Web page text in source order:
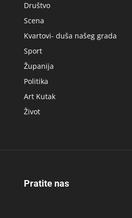
Društvo
Scena
Kvartovi- duša našeg grada
Sport
Županija
Politika
Art Kutak
Život
Pratite nas